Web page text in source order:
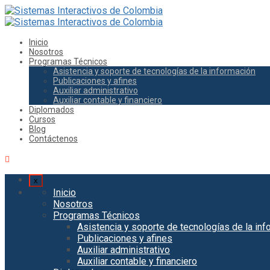
Inicio
Nosotros
Programas Técnicos
Asistencia y soporte de tecnologías de la información
Publicaciones y afines
Auxiliar administrativo
Auxiliar contable y financiero
Diplomados
Cursos
Blog
Contáctenos
x
Inicio
Nosotros
Programas Técnicos
Asistencia y soporte de tecnologías de la
Publicaciones y afines
Auxiliar administrativo
Auxiliar contable y financiero